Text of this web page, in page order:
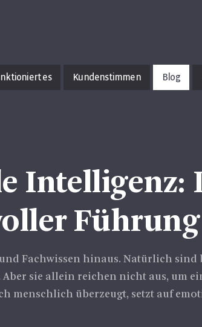
es Kundenstimmen Blog
Intelligenz:
Führung
Fachwissen hinaus. Natürlich
sie allein reichen nicht aus, um
menschlich überzeugt, setzt auf